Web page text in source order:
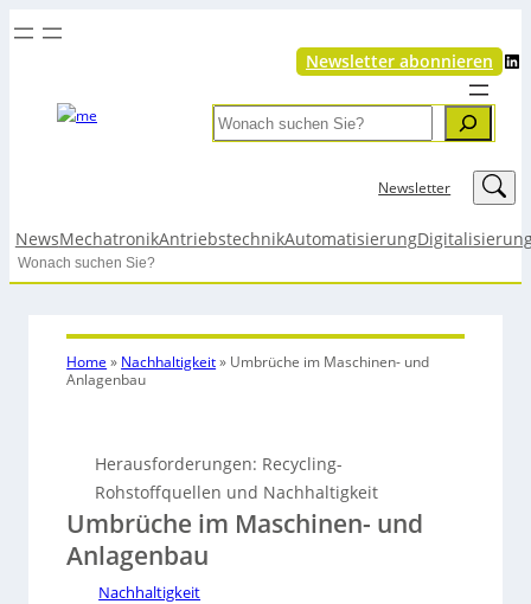
Newsletter abonnieren LinkedIn
Search
Newsletter LinkedIn
NewsMechatronikAntriebstechnikAutomatisierung
Search
Home » Nachhaltigkeit» Umbrüche im Maschinen- und
Anlagenbau
Herausforderungen: Recycling-
Rohstoffquellen und Nachhaltigkeit
Umbrüche im Maschinen- und
Anlagenbau
Nachhaltigkeit